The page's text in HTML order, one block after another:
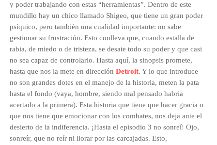
y poder trabajando con estas “herramientas”. Dentro de este
mundillo hay un chico llamado Shigeo, que tiene un gran poder
psíquico, pero también una cualidad importante: no sabe
gestionar su frustración. Esto conlleva que, cuando estalla de
rabia, de miedo o de tristeza, se desate todo su poder y que casi
no sea capaz de controlarlo. Hasta aquí, la sinopsis promete,
hasta que nos la mete en dirección Detroit. Y lo que introduce
no son grandes dotes en el manejo de la historia, meten la pata
hasta el fondo (vaya, hombre, siendo mal pensado habría
acertado a la primera). Esta historia que tiene que hacer gracia o
que nos tiene que emocionar con los combates, nos deja ante el
desierto de la indiferencia. ¡Hasta el episodio 3 no sonreí! Ojo,
sonreír, que no reír ni llorar por las carcajadas. Esto,